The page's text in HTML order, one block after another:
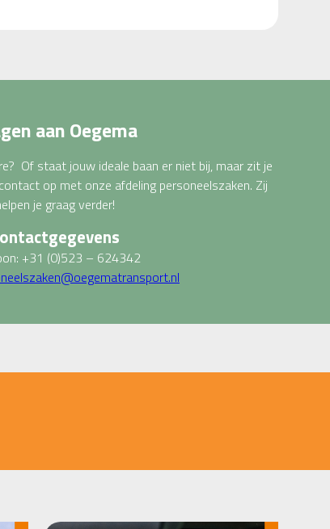
aan Oegema
Of staat jouw ideale baan er niet bij, maar zit je
op met onze afdeling personeelszaken. Zij
je graag verder!
+31 (0)523 – 624342